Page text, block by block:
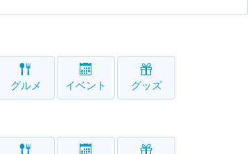
グルメ イベント グッズ